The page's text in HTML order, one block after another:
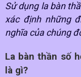
Sử dụng la bàn
xác định những
nghĩa của chúng
La bàn thần số
là gì?